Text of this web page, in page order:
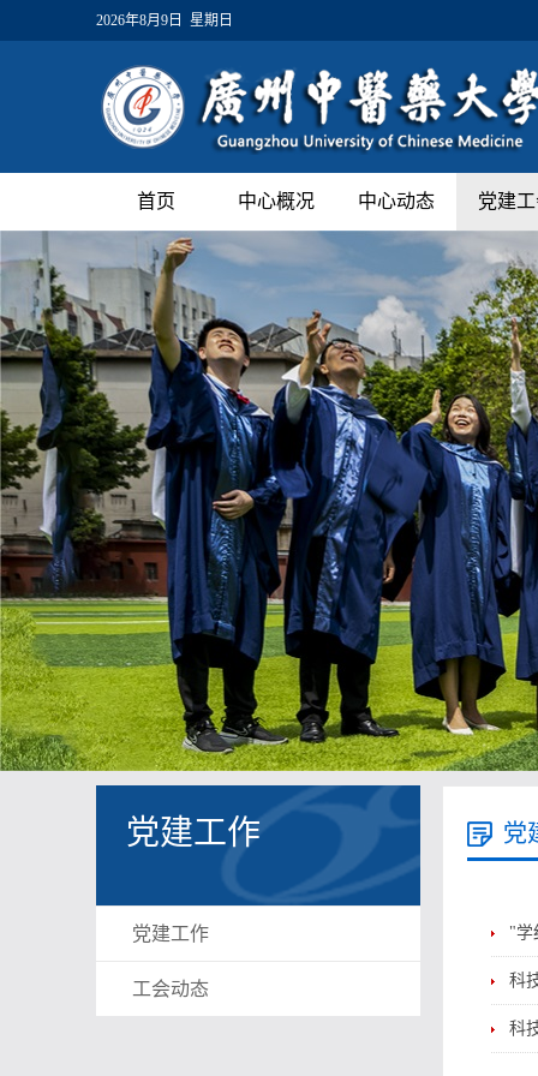
2026年8月9日 星期日
首页 中心概况 中心动态 党建
党建工作
党建工作
工会动态
党
"学
科
科